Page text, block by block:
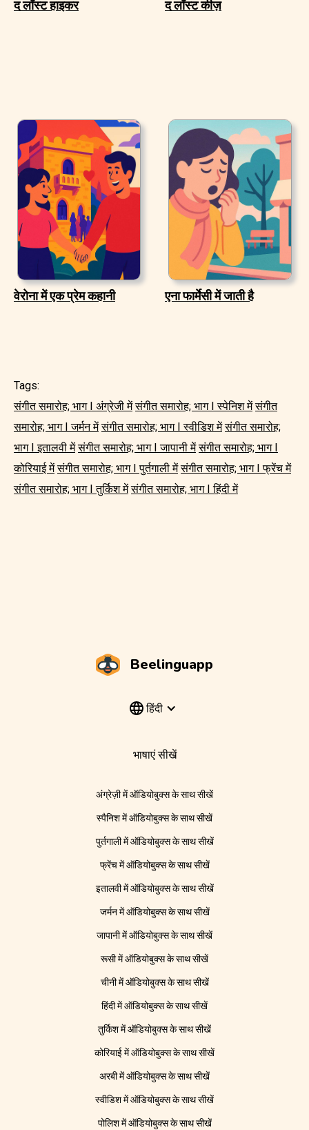
द लॉस्ट हाइकर द लॉस्ट कीज़
वेरोना में एक प्रेम कहानी एना फार्मेसी में जाती है
Tags:
संगीत समारोह; भाग I अंग्रेजी में संगीत समारोह; भाग I स्पेनिश में संगीत
समारोह; भाग I जर्मन में संगीत समारोह; भाग I स्वीडिश में संगीत समारोह;
भाग I इतालवी में संगीत समारोह; भाग I जापानी में संगीत समारोह; भाग I
कोरियाई में संगीत समारोह; भाग I पुर्तगाली में संगीत समारोह; भाग I फ्रेंच में
संगीत समारोह; भाग I तुर्किश में संगीत समारोह; भाग I हिंदी में
Beelinguapp
हिंदी
भाषाएं सीखें
अंग्रेज़ी में ऑडियोबुक्स के साथ सीखें
स्पैनिश में ऑडियोबुक्स के साथ सीखें
पुर्तगाली में ऑडियोबुक्स के साथ सीखें
फ्रेंच में ऑडियोबुक्स के साथ सीखें
इतालवी में ऑडियोबुक्स के साथ सीखें
जर्मन में ऑडियोबुक्स के साथ सीखें
जापानी में ऑडियोबुक्स के साथ सीखें
रूसी में ऑडियोबुक्स के साथ सीखें
चीनी में ऑडियोबुक्स के साथ सीखें
हिंदी में ऑडियोबुक्स के साथ सीखें
तुर्किश में ऑडियोबुक्स के साथ सीखें
कोरियाई में ऑडियोबुक्स के साथ सीखें
अरबी में ऑडियोबुक्स के साथ सीखें
स्वीडिश में ऑडियोबुक्स के साथ सीखें
पोलिश में ऑडियोबुक्स के साथ सीखें